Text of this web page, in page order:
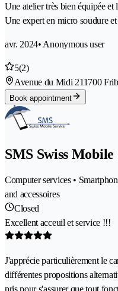
Une atelier très bien équipée
Une expert en micro soudure
avr. 2024• Anonymous user
5(2)
Avenue du Midi 211700
Book appointment
SMS Swiss
Computer services •
and accessoires
Closed
Excellent acceuil et service !!!
J'apprécie particulièrement le
différentes propositions
pris pour s'assurer que tout